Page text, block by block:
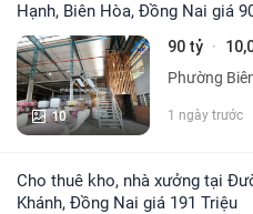
Hạnh, Biên Hòa, Đồng Nai giá
10
90 tỷ ·
Phường
1 ngày trước
Cho thuê kho, nhà xưởng tại Đường Lê A, Xã Suối Tre, Tp Long
Khánh, Đồng Nai giá 191 Triệu